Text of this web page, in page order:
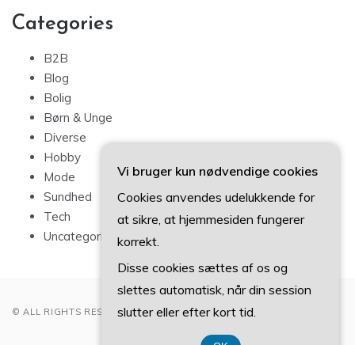
Categories
B2B
Blog
Bolig
Børn & Unge
Diverse
Hobby
Mode
Sundhed
Tech
Uncategorized
© ALL RIGHTS RESERVED 2022
Vi bruger kun nødvendige cookies
Cookies anvendes udelukkende for
at sikre, at hjemmesiden fungerer
korrekt.
Disse cookies sættes af os og
slettes automatisk, når din session
slutter eller efter kort tid.